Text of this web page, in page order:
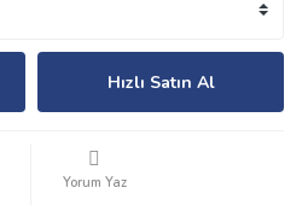
Hızlı Satın Al
Yorum Yaz